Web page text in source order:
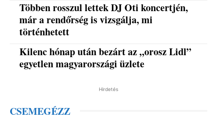
Többen rosszul lettek DJ Oti koncertjén,
már a rendőrség is vizsgálja, mi
történhetett
Kilenc hónap után bezárt az „orosz Lidl”
egyetlen magyarországi üzlete
Hirdetés
CSEMEGÉZZ